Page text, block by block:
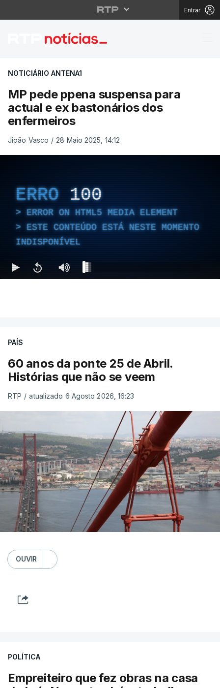
Entrar
MP pede ppena
NOTICIÁRIO ANTENA1
MP pede ppena suspensa para
actual e ex bastonários dos
enfermeiros
Jioão Vasco / 28 Maio 2025, 14:12
ERRO 100
ERROR ON HTML5 MEDIA ELEMENT
ESTE CONTEÚDO ESTÁ NESTE MOMENTO
INDISPONÍVEL
PAÍS
60 anos da ponte 25 de Abril.
Histórias que não se veem
RTP / atualizado 6 Agosto 2026, 16:23
OUVIR
POLÍTICA
Empreiteiro que fez obras na casa